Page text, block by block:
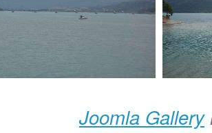
Joomla Gallery